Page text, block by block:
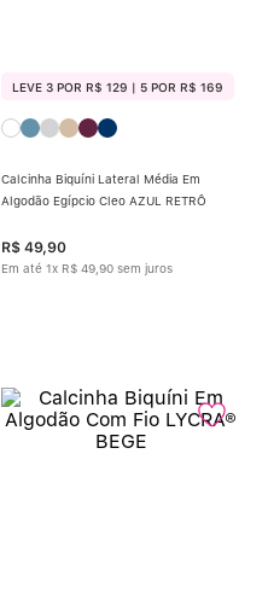
LEVE 3 POR R$ 129 | 5 POR R$ 169
Calcinha Biquíni Lateral Média Em
Algodão Egípcio Cleo AZUL RETRÔ
R$ 49,90
Em até 1x R$ 49 90 sem juros